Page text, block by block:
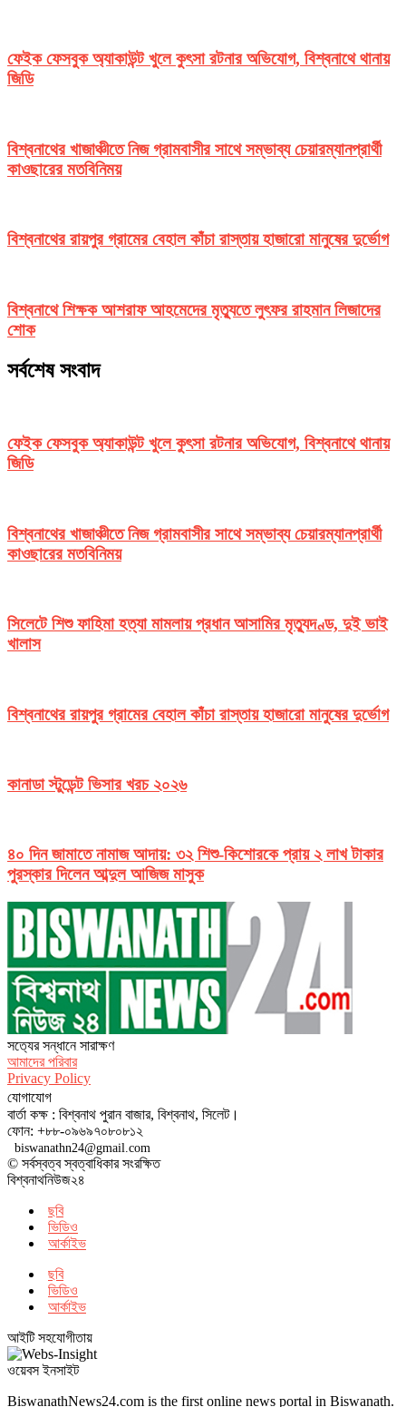
ফেইক ফেসবুক অ্যাকাউন্ট খুলে কুৎসা রটনার অভিযোগ, বিশ্বনাথে থানায়
জিডি
বিশ্বনাথের খাজাঞ্চীতে নিজ গ্রামবাসীর সাথে সম্ভাব্য চেয়ারম্যানপ্রার্থী
কাওছারের মতবিনিময়
বিশ্বনাথের রায়পুর গ্রামের বেহাল কাঁচা রাস্তায় হাজারো মানুষের দুর্ভোগ
বিশ্বনাথে শিক্ষক আশরাফ আহমেদের মৃত্যুতে লুৎফর রাহমান লিজাদের
শোক
সর্বশেষ সংবাদ
ফেইক ফেসবুক অ্যাকাউন্ট খুলে কুৎসা রটনার অভিযোগ, বিশ্বনাথে থানায়
জিডি
বিশ্বনাথের খাজাঞ্চীতে নিজ গ্রামবাসীর সাথে সম্ভাব্য চেয়ারম্যানপ্রার্থী
কাওছারের মতবিনিময়
সিলেটে শিশু ফাহিমা হত্যা মামলায় প্রধান আসামির মৃত্যুদণ্ড, দুই ভাই
খালাস
বিশ্বনাথের রায়পুর গ্রামের বেহাল কাঁচা রাস্তায় হাজারো মানুষের দুর্ভোগ
কানাডা স্টুডেন্ট ভিসার খরচ ২০২৬
৪০ দিন জামাতে নামাজ আদায়: ৩২ শিশু-কিশোরকে প্রায় ২ লাখ টাকার
পুরস্কার দিলেন আব্দুল আজিজ মাসুক
সত‌্যের সন্ধানে সারাক্ষণ
আমাদের পরিবার
Privacy Policy
যোগাযোগ
বার্তা কক্ষ : বিশ্বনাথ পুরান বাজার, বিশ্বনাথ, সিলেট।
ফোন: +৮৮-০৯৬৯৭০৮০৮১২
biswanathn24@gmail.com
© সর্বস্বত্ব স্বত্বাধিকার সংরক্ষিত
বিশ্বনাথনিউজ২৪
ছবি
ভিডিও
আর্কাইভ
ছবি
ভিডিও
আর্কাইভ
আইটি সহযোগীতায়
ওয়েবস ইনসাইট
BiswanathNews24.com is the first online news portal in Biswanath.